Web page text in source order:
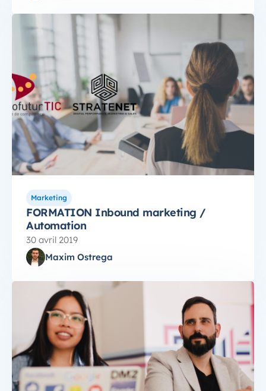
Marketing
FORMATION Inbound marketing /
Automation
30 avril 2019
Maxim Ostrega